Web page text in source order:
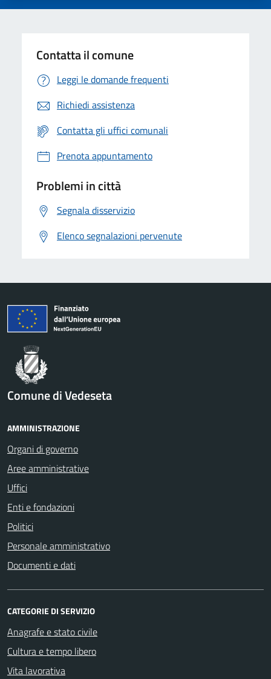
Contatta il comune
Leggi le domande frequenti
Richiedi assistenza
Contatta gli uffici comunali
Prenota appuntamento
Problemi in città
Segnala disservizio
Elenco segnalazioni pervenute
Comune di Vedeseta
AMMINISTRAZIONE
Organi di governo
Aree amministrative
Uffici
Enti e fondazioni
Politici
Personale amministrativo
Documenti e dati
CATEGORIE DI SERVIZIO
Anagrafe e stato civile
Cultura e tempo libero
Vita lavorativa